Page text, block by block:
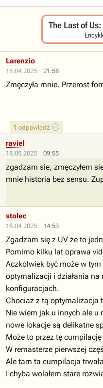
The Last of
15.04.2025 21:58
1 odpowiedź
Larenzio
Zmęczyła mnie. Przerost
18.05.2025 09:55
raviel
zgadzam sie, zmęczyłem
mnie historia bez sensu.
16.04.2025 14:53
stolec
Zgadzam się z UV że to
Pomimo kilku lat oprawa
Aczkolwiek być może w
optymalizacji i działania na
konfiguracjach.
Chociaż z tą optymalizacja
Nie wiem jak u innych ale u
nowe lokacje są delikatne
Może to przez tę
W remasterze pierwszej
Ale tam ta cumpilacja
I chyba wolałem stare